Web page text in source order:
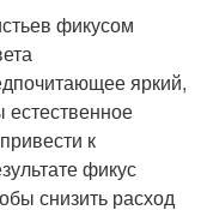
фикусом
яркий,
к
фикус
снизить расход